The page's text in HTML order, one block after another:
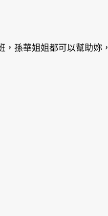
孫華姐姐都可以幫助妳